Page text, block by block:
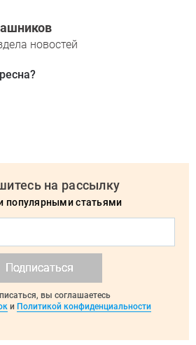
новостей
на рассылку
популярными статьями
Подписаться
вы соглашаетесь
и Политикой конфиденциальности